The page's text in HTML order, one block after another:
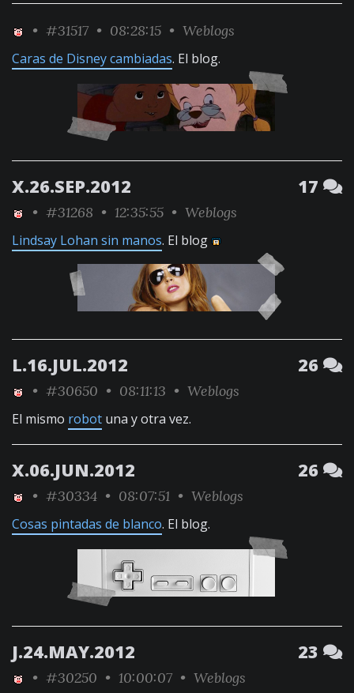
• #31517 • 08:28:15 • Weblogs
Caras de Disney cambiadas. El blog.
X.26.SEP.2012 17
• #31268 • 12:35:55 • Weblogs
Lindsay Lohan sin manos. El blog
L.16.JUL.2012 26
• #30650 • 08:11:13 • Weblogs
El mismo robot una y otra vez.
X.06.JUN.2012 26
• #30334 • 08:07:51 • Weblogs
Cosas pintadas de blanco. El blog.
J.24.MAY.2012 23
• #30250 • 10:00:07 • Weblogs